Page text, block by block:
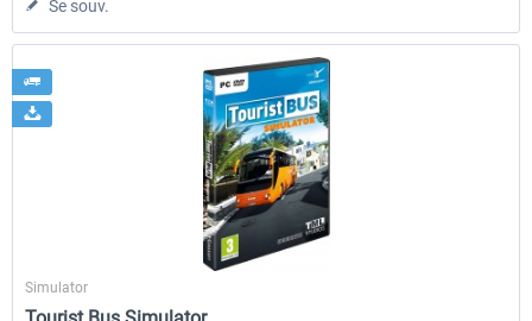
Se souv.
Aerosoft
Simulator